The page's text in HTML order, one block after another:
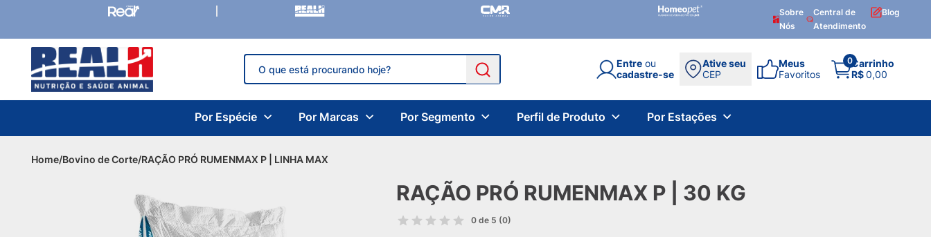
Sobre
Nós
Central de
Atendimento
Blog
Entre ou
cadastre-se
Ative seu
CEP
Meus
Favoritos
0Carrinho
R$0,00
Por Espécie Por Marcas Por Segmento Perfil de Produto Por Estações
Home/Bovino de Corte/RAÇÃO PRÓ RUMENMAX P | LINHA MAX
RAÇÃO PRÓ RUMENMAX P | 30 KG
0 de 5 (0)